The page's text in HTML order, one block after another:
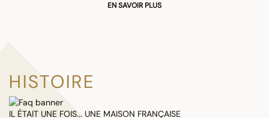
EN SAVOIR PLUS
HISTOIRE
IL ÉTAIT UNE FOIS... UNE MAISON FRANÇAISE